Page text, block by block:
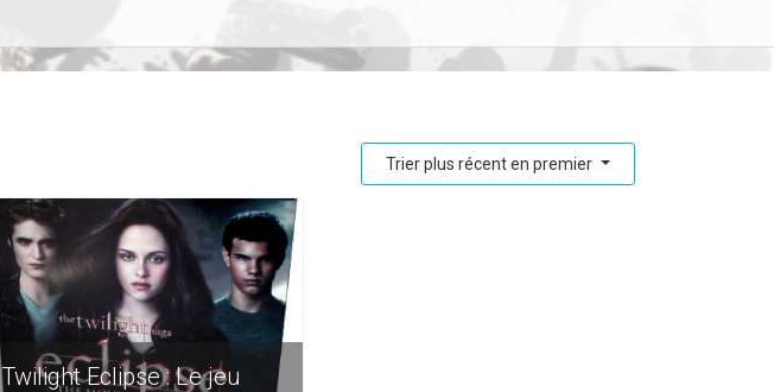
Trier plus récent en premier
Twilight Eclipse : Le jeu